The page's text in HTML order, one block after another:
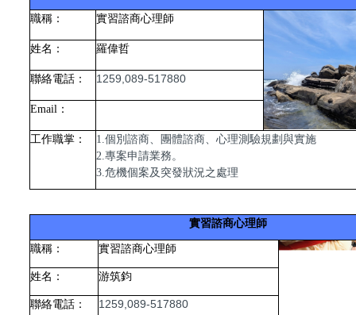
職稱： 實習諮商心理師
姓名： 羅偉哲
聯絡電話： 1259,089-517880
Email ：
工作職掌：
1.個別諮商、團體諮商、心理測驗規劃與實施
2.專案申請業務。
3.危機個案及突發狀況之處理
實習諮商心理師
職稱： 實習諮商心理師
姓名： 游筑鈞
聯絡電話： 1259,089-517880